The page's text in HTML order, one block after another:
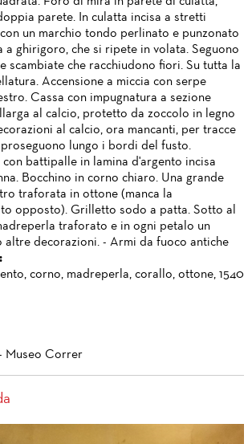
parete. In culatta incisa a stretti
un marchio tondo perlinato e punzonato
a ghirigoro, che si ripete in volata. Seguono
scambiate che racchiudono fiori. Su tutta la
Accensione a miccia con serpe
Cassa con impugnatura a sezione
al calcio, protetto da zoccolo in legno
al calcio, ora mancanti, per tracce
lungo i bordi del fusto.
con battipalle in lamina d'argento incisa
Bocchino in corno chiaro. Una grande
traforata in ottone (manca la
opposto). Grilletto sodo a patta. Sotto al
traforato e in ogni petalo un
altre decorazioni. - Armi da fuoco antiche
corno, madreperla, corallo, ottone, 1540
Museo Correr